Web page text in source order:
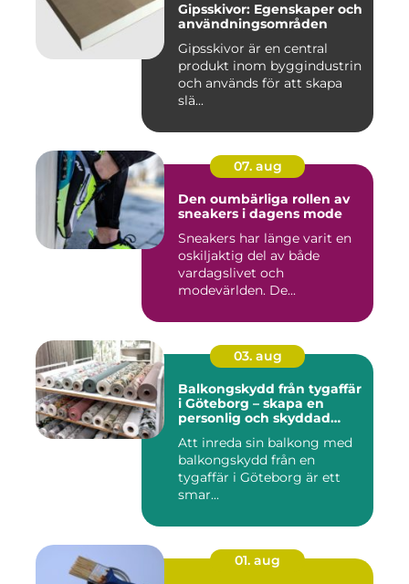
Gipsskivor: Egenskaper och
användningsområden
Gipsskivor är en central
produkt inom byggindustrin
och används för att skapa
slä...
07. aug
Den oumbärliga rollen av
sneakers i dagens mode
Sneakers har länge varit en
oskiljaktig del av både
vardagslivet och
modevärlden. De...
03. aug
Balkongskydd från tygaffär
i Göteborg – skapa en
personlig och skyddad
Att inreda sin balkong med
balkongskydd från en
tygaffär i Göteborg är ett
smar...
01. aug